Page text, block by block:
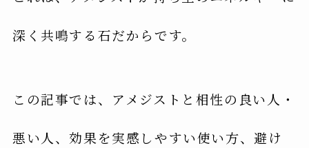
深く共鳴する石だからです。
この記事では、アメジストと相性の良い人・
悪い人、効果を実感しやすい使い方、避け